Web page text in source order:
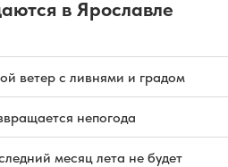
в Ярославле
ветер с ливнями и градом
непогода
месяц лета не будет